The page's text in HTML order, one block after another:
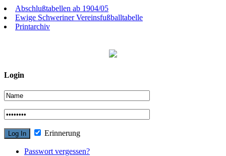
Abschlußtabellen ab 1904/05
Ewige Schweriner Vereinsfußballtabelle
Printarchiv
Login
Erinnerung
Passwort vergessen?